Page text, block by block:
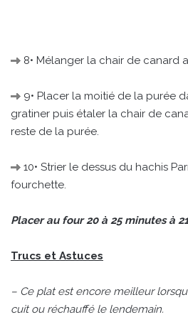
8• Mélanger la chair de canard
9• Placer la moitié de la purée
gratiner puis étaler la chair de
reste de la purée.
10• Strier le dessus du hachis
fourchette.
Placer au four 20 à 25 minutes à
Trucs et Astuces
– Ce plat est encore meilleur
cuit ou réchauffé le lendemain.